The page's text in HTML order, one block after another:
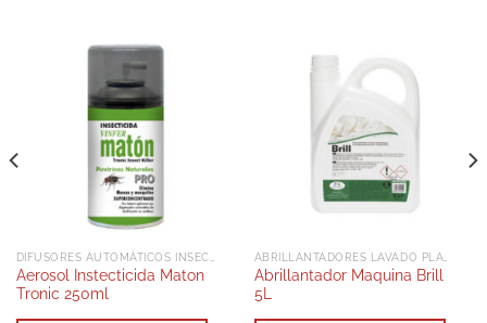
Aerosol Instecticida Maton
Tronic 250ml
ABRILLANTADORES LAVADO PLATOS AUTOMÁTICOS
Abrillantador Maquina Brill
5L